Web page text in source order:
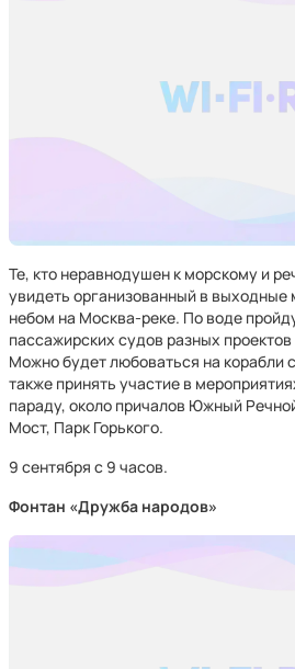
Те, кто неравнодушен к морскому и
увидеть организованный в выходные
небом на Москва-реке. По воде
пассажирских судов разных
Можно будет любоваться на корабли
также принять участие в
параду, около причалов Южный
Мост, Парк Горького.
9 сентября с 9 часов.
Фонтан «Дружба народов»